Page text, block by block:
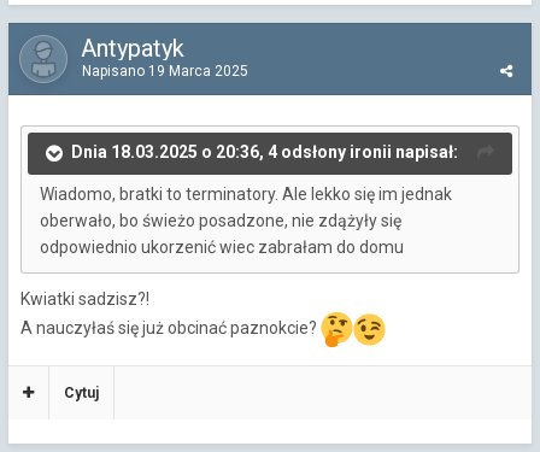
Antypatyk
Napisano 19 Marca 2025
Dnia 18.03.2025 o 20:36, 4 odsłony ironii napisał:
Wiadomo, bratki to terminatory. Ale lekko się im jednak
oberwało, bo świeżo posadzone, nie zdążyły się
odpowiednio ukorzenić wiec zabrałam do domu
Kwiatki sadzisz?!
A nauczyłaś się już obcinać paznokcie?
Cytuj